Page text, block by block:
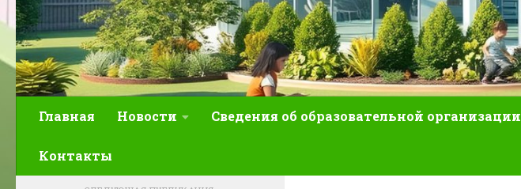
Главная Новости Сведения об образовательной организации
Контакты